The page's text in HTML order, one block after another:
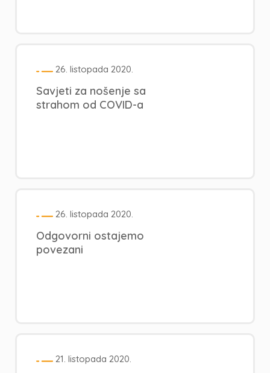
26. listopada 2020.
Savjeti za nošenje sa
strahom od COVID-a
26. listopada 2020.
Odgovorni ostajemo
povezani
21. listopada 2020.